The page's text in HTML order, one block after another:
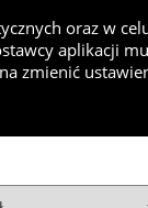
oraz w
aplikacji
zmienić